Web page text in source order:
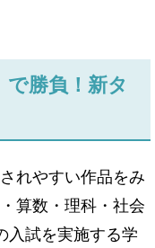
勝負！新タ
れやすい作品をみ
算数・理科・社会
入試を実施する学